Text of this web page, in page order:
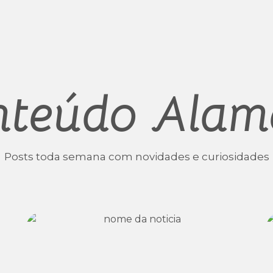
Posts toda semana com novidades e curiosidades